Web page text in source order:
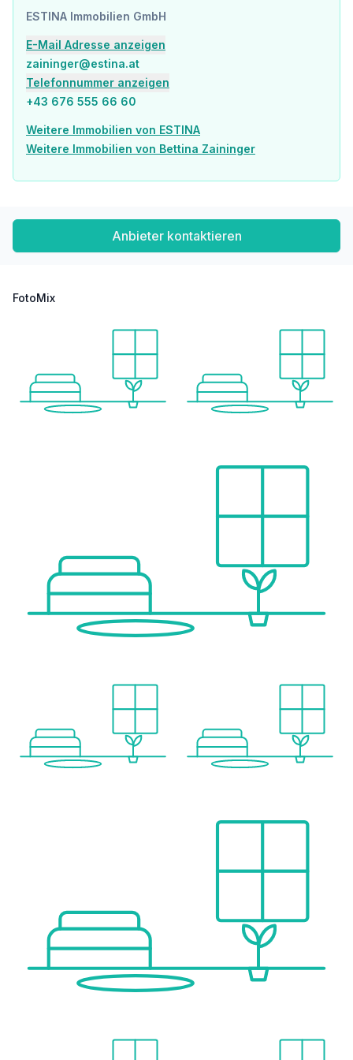
ESTINA Immobilien GmbH
E-Mail Adresse anzeigen
zaininger@estina.at
Telefonnummer anzeigen
+43 676 555 66 60
Weitere Immobilien von ESTINA
Weitere Immobilien von Bettina Zaininger
Anbieter kontaktieren
FotoMix